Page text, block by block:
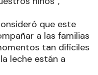
que este
a las familias
tan difíciles
leche están a